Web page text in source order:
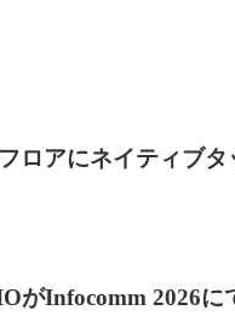
ロアにネイティブ
がInfocomm 2026に